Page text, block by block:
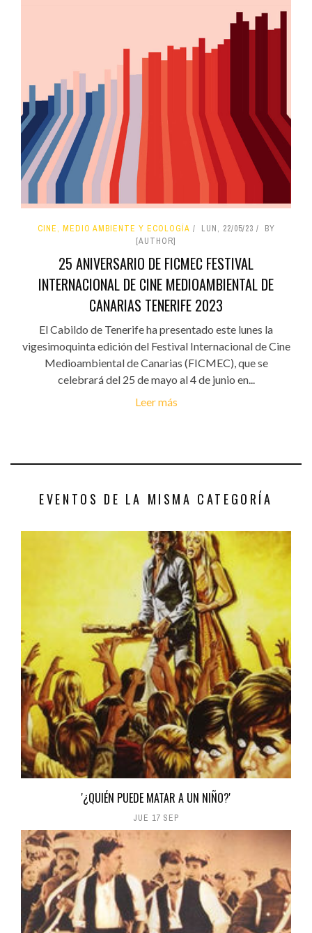
CINE, MEDIO AMBIENTE Y ECOLOGÍA LUN, 22/05/23
BY
[AUTHOR]
25 ANIVERSARIO DE FICMEC FESTIVAL
INTERNACIONAL DE CINE MEDIOAMBIENTAL DE
CANARIAS TENERIFE 2023
El Cabildo de Tenerife ha presentado este lunes la
vigesimoquinta edición del Festival Internacional de Cine
Medioambiental de Canarias (FICMEC), que se
celebrará del 25 de mayo al 4 de junio en...
Leer más
EVENTOS DE LA MISMA CATEGORÍA
'¿QUIÉN PUEDE MATAR A UN NIÑO?'
JUE 17 SEP